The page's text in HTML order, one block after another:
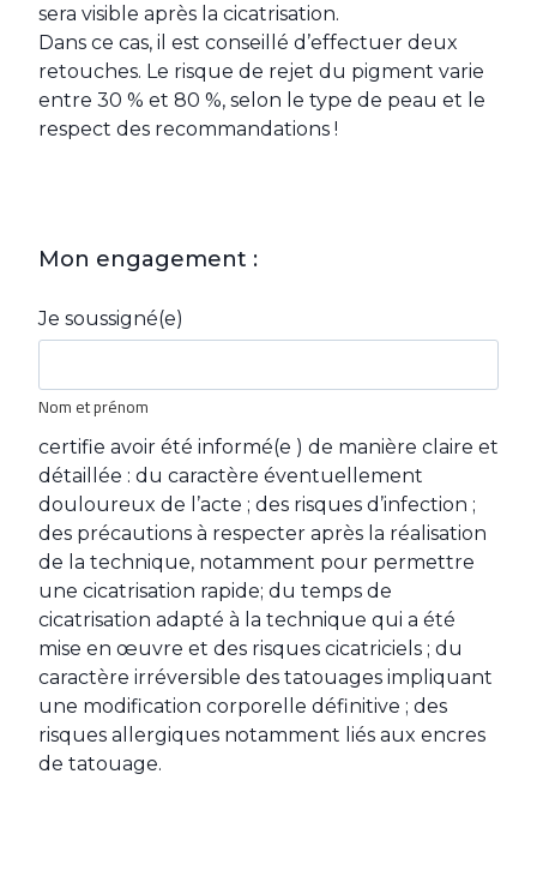
sera visible après la cicatrisation.
Dans ce cas, il est conseillé d’effectuer deux
retouches. Le risque de rejet du pigment varie
entre 30 % et 80 %, selon le type de peau et le
respect des recommandations !
Mon engagement :
Je soussigné(e)
Nom et prénom
certifie avoir été informé(e ) de manière claire et
détaillée : du caractère éventuellement
douloureux de l’acte ; des risques d’infection ;
des précautions à respecter après la réalisation
de la technique, notamment pour permettre
une cicatrisation rapide; du temps de
cicatrisation adapté à la technique qui a été
mise en œuvre et des risques cicatriciels ; du
caractère irréversible des tatouages impliquant
une modification corporelle définitive ; des
risques allergiques notamment liés aux encres
de tatouage.